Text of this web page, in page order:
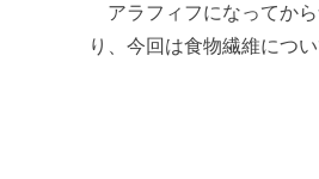
アラフィフになってから
り、今回は食物繊維につ